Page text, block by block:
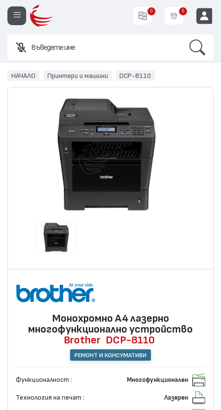
Въведете име или код
0 0
НАЧАЛО Принтери и машини DCP-8110
Монохромно А4 лазернo
многофункционално устройство
Brother DCP-8110
РЕМОНТ И КОНСУМАТИВИ
Функционалност : Многофункционален
Технология на печат : Лазерен